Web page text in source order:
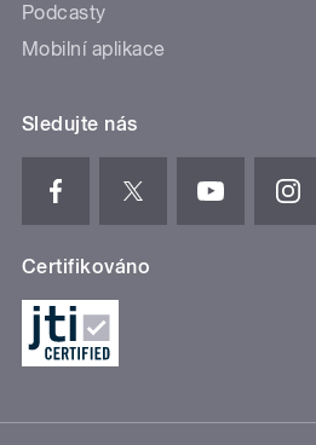
Podcasty
Mobilní aplikace
Sledujte nás
Certifikováno